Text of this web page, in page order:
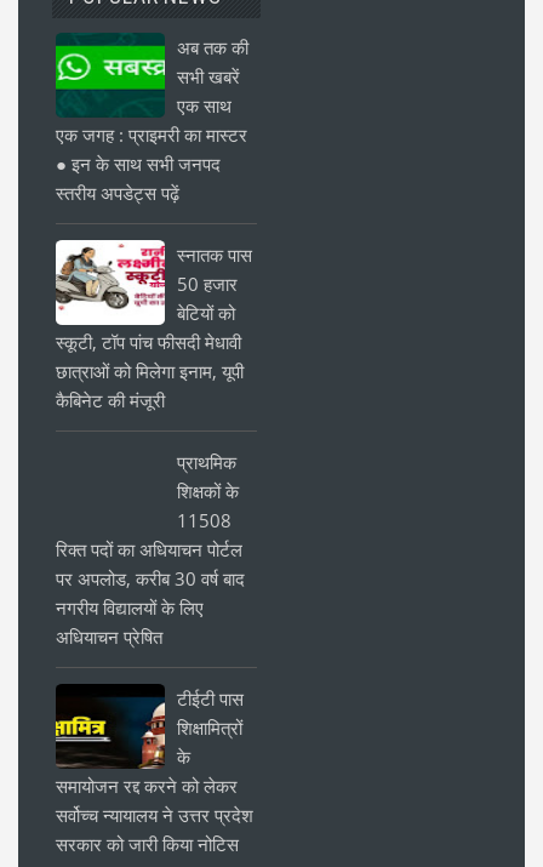
अब तक की
सभी खबरें
एक साथ
एक जगह : प्राइमरी का मास्टर
● इन के साथ सभी जनपद
स्तरीय अपडेट्स पढ़ें
स्नातक पास
50 हजार
बेटियों को
स्कूटी, टॉप पांच फीसदी मेधावी
छात्राओं को मिलेगा इनाम, यूपी
कैबिनेट की मंजूरी
प्राथमिक
शिक्षकों के
11508
रिक्त पदों का अधियाचन पोर्टल
पर अपलोड, करीब 30 वर्ष बाद
नगरीय विद्यालयों के लिए
अधियाचन प्रेषित
टीईटी पास
शिक्षामित्रों
के
समायोजन रद्द करने को लेकर
सर्वोच्च न्यायालय ने उत्तर प्रदेश
सरकार को जारी किया नोटिस